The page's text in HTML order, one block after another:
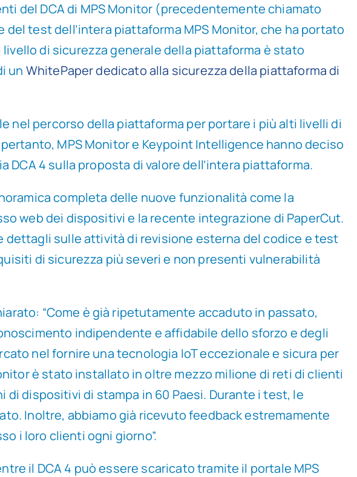
del DCA di MPS Monitor (precedentemente chiamato
test dell’intera piattaforma MPS Monitor, che ha portato
livello di sicurezza generale della piattaforma è stato
un WhitePaper dedicato alla sicurezza della piattaforma di
nel percorso della piattaforma per portare i più alti livelli di
MPS Monitor e Keypoint Intelligence hanno deciso
4 sulla proposta di valore dell’intera piattaforma.
completa delle nuove funzionalità come la
web dei dispositivi e la recente integrazione di PaperCut.
dettagli sulle attività di revisione esterna del codice e test
di sicurezza più severi e non presenti vulnerabilità
“Come è già ripetutamente accaduto in passato,
indipendente e affidabile dello sforzo e degli
nel fornire una tecnologia IoT eccezionale e sicura per
è stato installato in oltre mezzo milione di reti di clienti
dispositivi di stampa in 60 Paesi. Durante i test, le
Inoltre, abbiamo già ricevuto feedback estremamente
i loro clienti ogni giorno”.
il DCA 4 può essere scaricato tramite il portale MPS